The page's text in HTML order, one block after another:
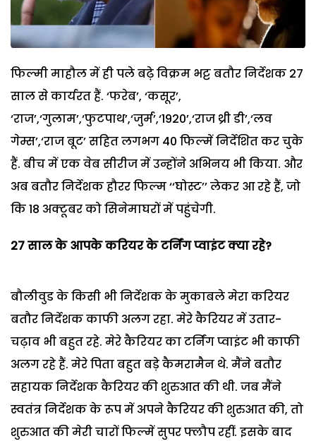
फिल्मी माहौल में ही पले बढ़े विक्रम भट्ट बतौर निर्देशक 27
साल से कार्यरत हैं. ‘फरेब’, ‘कसूर’,
‘राज’,‘गुलाम’,‘फुटपाथ’,‘जुर्म’,‘1920’,‘राज थ्री डी’,‘लव
गेम्स’,‘राज बूट’ सहित लगभग 40 फिल्में निर्देशित कर चुके
हैं. बीच में एक वेब सीरीज में उन्होंने अभिनय भी किया. और
अब बतौर निर्देशक हौरर फिल्म ‘‘घोस्ट’’ लेकर आ रहे हैं, जो
कि 18 अक्टूबर को सिनेमाघरों में पहुंचेगी.
27साल के आपके करियर के टर्निंग प्वाइंट क्या रहे?
बौलीवुड के किसी भी निर्देशक के मुकाबले मेरा करियर
बतौर निर्देशक काफी अलग रहा. मेरे कैरियर में उतार-
चढ़ाव भी बहुत रहे. मेरे कैरियर का टर्निंग प्वाइंट भी काफी
अलग रहे हैं. मेरे पिता बहुत बड़े कैमरामैन थे. मैंने बतौर
सहायक निर्देशक कैरियर की शुरुआत की थी. जब मैंने
स्वतंत्र निर्देशक के रूप में अपने कैरियर की शुरुआत की, तो
शुरुआत की मेरी चारों फिल्में सुपर फ्लौप रहीं. इसके बाद